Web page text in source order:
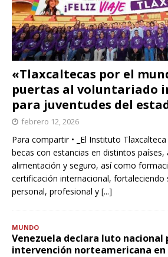
«Tlaxcaltecas por el
puertas al voluntariado
para juventudes del
febrero 12, 2026
Para compartir • _El Instituto
becas con estancias en distintos
alimentación y seguro, así como
certificación internacional, fortaleciendo
personal, profesional y [...]
MUNDO
Venezuela declara luto nacional
intervención norteamericana en